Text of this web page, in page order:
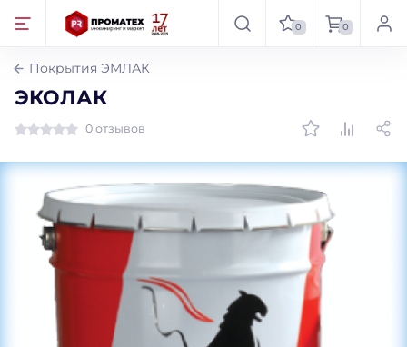
0 0
Покрытия ЭМЛАК
ЭКОЛАК
0 отзывов